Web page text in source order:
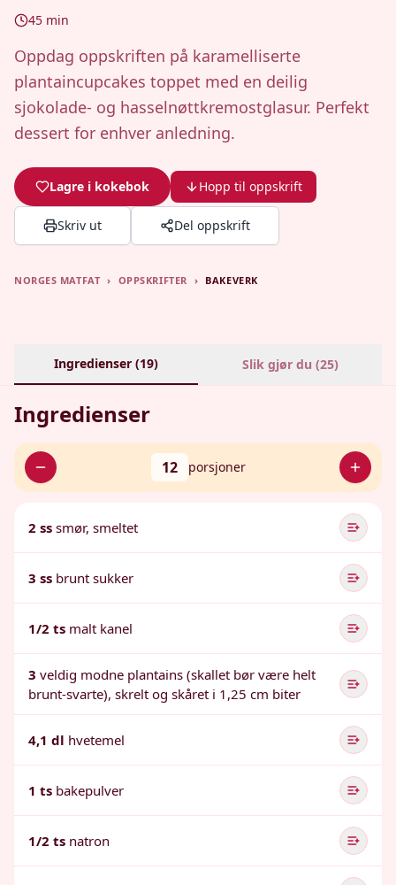
45 min
Oppdag oppskriften på karamelliserte
plantaincupcakes toppet med en deilig
sjokolade- og hasselnøttkremostglasur. Perfekt
dessert for enhver anledning.
Lagre i kokebok Hopp til oppskrift
Skriv ut Del oppskrift
NORGES MATFAT › OPPSKRIFTER › BAKEVERK
Ingredienser (19) Slik gjør du (25)
Ingredienser
12 porsjoner
2 ss smør, smeltet
3 ss brunt sukker
1/2 ts malt kanel
3 veldig modne plantains (skallet bør være helt
brunt-svarte), skrelt og skåret i 1,25 cm biter
4,1 dl hvetemel
1 ts bakepulver
1/2 ts natron